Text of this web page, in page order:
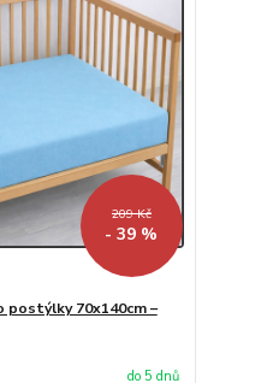
209 Kč
- 39 %
70x140cm –
do 5 dnů